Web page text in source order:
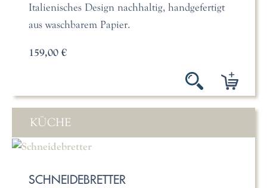
Italienisches Design nachhaltig, handgefertigt
aus waschbarem Papier.
159,00 €
KÜCHE
SCHNEIDEBRETTER